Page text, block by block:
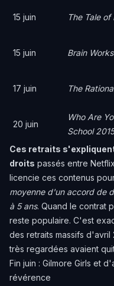
15 juin The Tale
15 juin Brain Works
17 juin The
20 juin
Who Are
School 2015
Ces retraits
droits passés entre
licencie ces contenus
moyenne d'un accord de
à 5 ans. Quand le contrat
reste populaire. C'est
des retraits massifs d'avril
très regardées avaient
Fin juin : Gilmore Girls et
révérence